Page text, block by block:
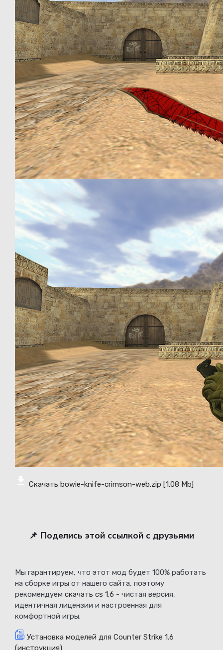
Скачать bowie-knife-crimson-web.zip [1.08 Mb]
📌 Поделись этой ссылкой с друзьями
Мы гарантируем, что этот мод будет 100% работать
на сборке игры от нашего сайта, поэтому
рекомендуем скачать cs 1.6 - чистая версия,
идентичная лицензии и настроенная для
комфортной игры.
Установка моделей для Counter Strike 1.6
(инструкция)